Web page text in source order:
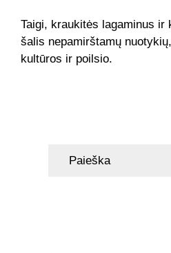
Taigi, kraukitės lagaminus ir
šalis nepamirštamų
kultūros ir poilsio.